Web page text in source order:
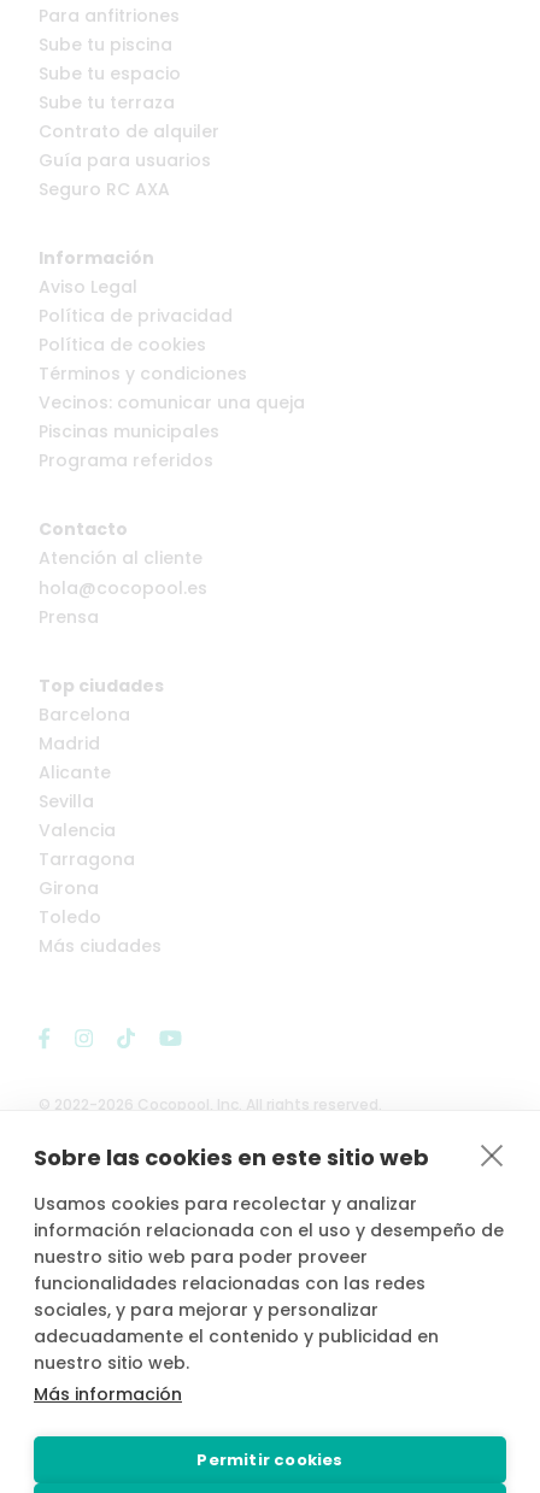
Sobre las cookies en este sitio web
Usamos cookies para recolectar y analizar
información relacionada con el uso y desempeño de
nuestro sitio web para poder proveer
funcionalidades relacionadas con las redes
sociales, y para mejorar y personalizar
adecuadamente el contenido y publicidad en
nuestro sitio web.
Más información
Permitir cookies
© 2022-2026 Cocopool, Inc. All rights reserved.
 Anfitriones asegurados*
Para anfitriones
Sube tu piscina
Sube tu espacio
Sube tu terraza
Contrato de alquiler
Guía para usuarios
Seguro RC AXA
Información
Aviso Legal
Política de privacidad
Política de cookies
Términos y condiciones
Vecinos: comunicar una queja
Piscinas municipales
Programa referidos
Contacto
Atención al cliente
hola@cocopool.es
Prensa
Top ciudades
Barcelona
Madrid
Alicante
Sevilla
Valencia
Tarragona
Girona
Toledo
Más ciudades
*Actividad, con seguro voluntario de responsabilidad civil del
propietario, contratado por PLACE4PLAN, S.L. con AXA SEGUROS
GENERALES, S.A. de Seguros y Reaseguros, siempre que conste
notificada la reserva con mínimo 2 horas de antelación.